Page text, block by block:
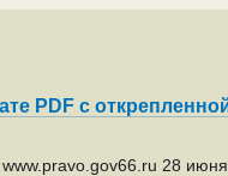
PDF с
28 июня